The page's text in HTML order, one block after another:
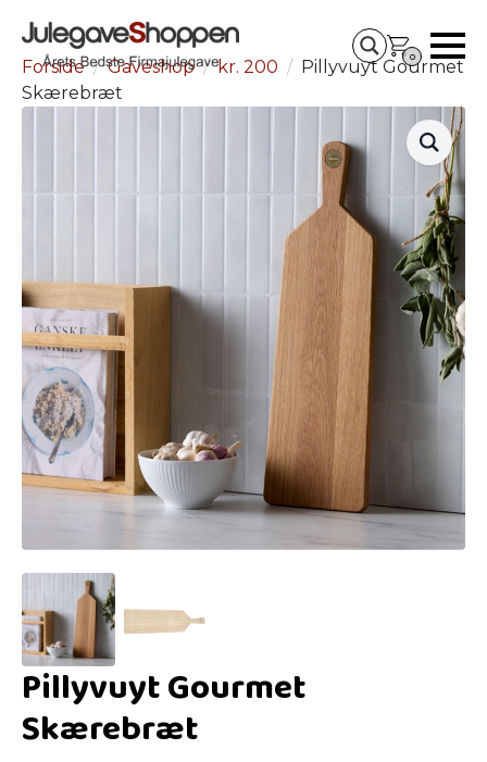
0
Forside Gaveshop kr. 200
Pillyvuyt Gourmet
Skærebræt
Pillyvuyt Gourmet
Skærebræt